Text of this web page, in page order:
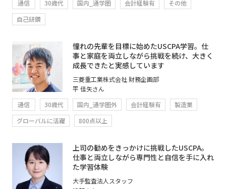
通信
30歳代 国内_通学圏 会計経験有
その他
自己研鑽
憧れの先輩を目標に始めたUSCPA学習。仕
事と家庭を両立しながら挑戦を続け、大きく
成長できたと実感しています
三菱重工業株式会社 財務企画部
平 佳矢さん
通信
30歳代 国内_通学圏外 会計経験有
製造業
グローバルに活躍
800点以上
上司の勧めをきっかけに挑戦したUSCPA。
仕事と両立しながら専門性と自信を手に入れ
た学習体験
大手監査法人スタッフ